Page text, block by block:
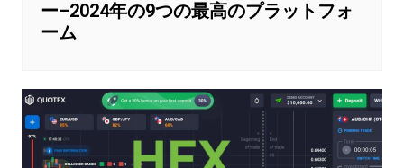
ゲ
ョ
ン
ー–2024年の9つの最高のプラットフォ
ーム